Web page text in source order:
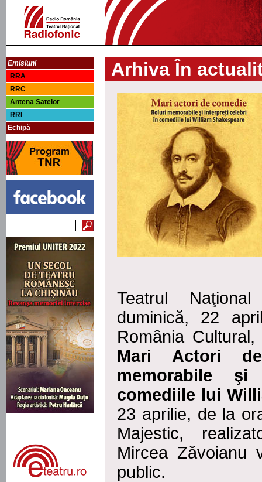
Emisiuni
RRA
RRC
Antena Satelor
RRI
Echipă
Arhiva În
Teatrul
duminică, 22
România
Mari Actori
memorabile
comediile lui
23 aprilie, de la
Majestic,
Mircea Zăvoianu
public.